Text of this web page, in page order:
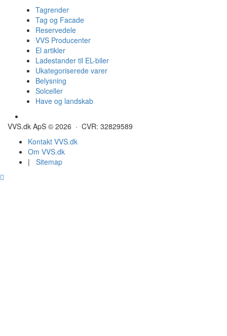
Tagrender
Tag og Facade
Reservedele
VVS Producenter
El artikler
Ladestander til EL-biler
Ukategoriserede varer
Belysning
Solceller
Have og landskab
VVS.dk ApS © 2026 · CVR: 32829589
Kontakt VVS.dk
Om VVS.dk
| Sitemap